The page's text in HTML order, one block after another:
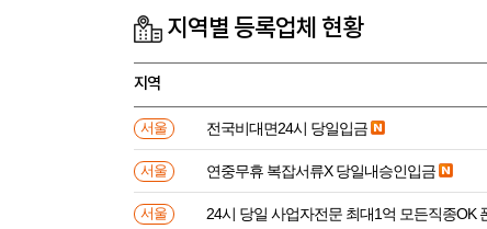
지역별 등록업체 현황
지역
서울 전국비대면24시 당일입금
서울 연중무휴 복잡서류X 당일내승인입금
서울 24시 당일 사업자전문 최대1억 모든직종OK